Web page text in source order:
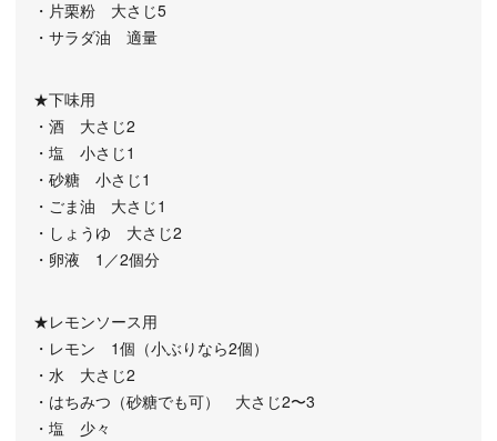
・片栗粉 大さじ5
・サラダ油 適量
★下味用
・酒 大さじ2
・塩 小さじ1
・砂糖 小さじ1
・ごま油 大さじ1
・しょうゆ 大さじ2
・卵液 1／2個分
★レモンソース用
・レモン 1個（小ぶりなら2個）
・水 大さじ2
・はちみつ（砂糖でも可） 大さじ2〜3
・塩 少々